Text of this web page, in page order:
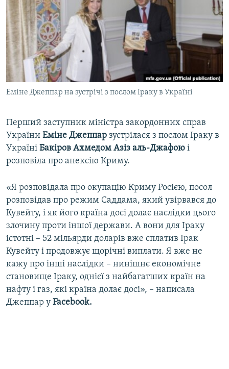
ДЕПОРТАЦІЯ
ВІДЕОУРОКИ «ELIFBE»
СВІДЧЕННЯ ОКУПАЦІЇ
УКРАЇНСЬКА ПРОБЛЕМА КРИМУ
ІНФОГРАФІКА
ЯК ОБІЙТИ БЛОКУВАННЯ
Русский
Qırımtatar
ДОЛУЧАЙСЯ!
Усі сайти RFE/RL
Еміне Джеппар на зустрічі з послом Іраку в Україні
Перший заступник міністра закордонних справ
України Еміне Джеппар зустрілася з послом Іраку в
Україні Бакіров Ахмедом Азіз аль-Джафою і
розповіла про анексію Криму.
«Я розповідала про окупацію Криму Росією, посол
розповідав про режим Саддама, який увірвався до
Кувейту, і як його країна досі долає наслідки цього
злочину проти іншої держави. А вони для Іраку
істотні – 52 мільярди доларів вже сплатив Ірак
Кувейту і продовжує щорічні виплати. Я вже не
кажу про інші наслідки – нинішнє економічне
становище Іраку, однієї з найбагатших країн на
нафту і газ, які країна долає досі», – написала
Джеппар у Facebook.